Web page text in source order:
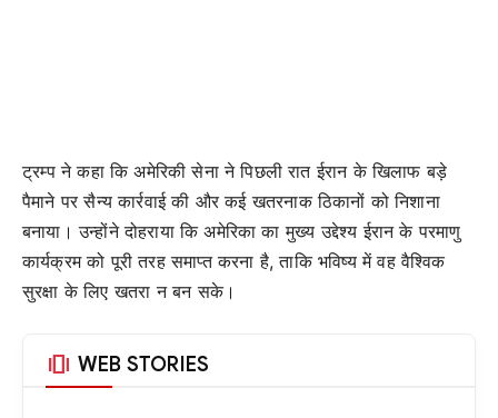
ट्रम्प ने कहा कि अमेरिकी सेना ने पिछली रात ईरान के खिलाफ बड़े
पैमाने पर सैन्य कार्रवाई की और कई खतरनाक ठिकानों को निशाना
बनाया। उन्होंने दोहराया कि अमेरिका का मुख्य उद्देश्य ईरान के परमाणु
कार्यक्रम को पूरी तरह समाप्त करना है, ताकि भविष्य में वह वैश्विक
सुरक्षा के लिए खतरा न बन सके।
amp_stories WEB STORIES